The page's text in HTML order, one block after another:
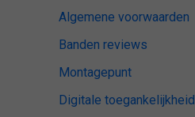
Algemene voorwaarden
Banden reviews
Montagepunt
Digitale toegankelijkheid